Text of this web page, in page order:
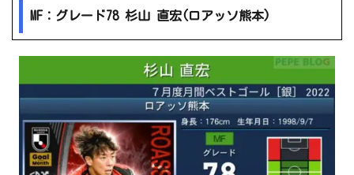
MF：グレード78 杉山 直宏(ロアッソ熊本)